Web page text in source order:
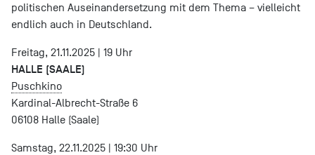
politischen Auseinandersetzung mit dem Thema – vielleicht
endlich auch in Deutschland.
Freitag, 21.11.2025 | 19 Uhr
HALLE (SAALE)
Puschkino
Kardinal-Albrecht-Straße 6
06108 Halle (Saale)
Samstag, 22.11.2025 | 19:30 Uhr